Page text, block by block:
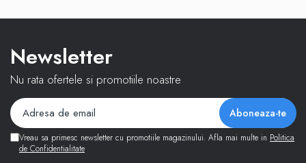
Newsletter
Nu rata ofertele si promotiile noastre
Vreau sa primesc newsletter cu promotiile magazinului. Afla mai multe in Politica
de Confidentialitate